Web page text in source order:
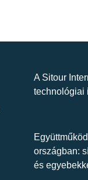
A Sitour
technológiai
országban:
és